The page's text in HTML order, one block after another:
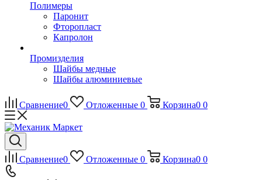
Полимеры
Паронит
Фторопласт
Капролон
Промизделия
Шайбы медные
Шайбы алюминиевые
Сравнение0 Отложенные 0 Корзина0 0
Сравнение0 Отложенные 0 Корзина0 0